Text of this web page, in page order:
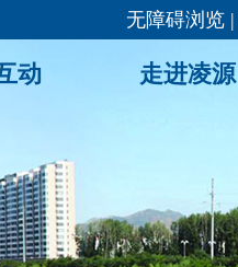
无障碍浏览 |
动 走进凌源